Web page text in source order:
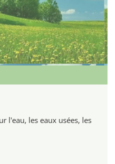
l'eau, les eaux usées, les